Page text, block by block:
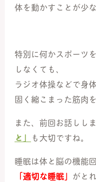
体を動かすことが少
特別に何かスポーツ
しなくても、
ラジオ体操などで身
固く縮こまった筋肉
また、前回お話しし
と」 も大切ですね。
睡眠は体と脳の機能
「適切な睡眠」 がと